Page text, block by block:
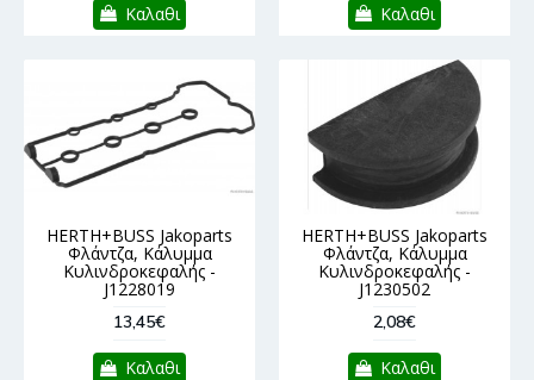
Καλαθι Καλαθι
HERTH+BUSS Jakoparts
Φλάντζα, Κάλυμμα
Κυλινδροκεφαλής -
J1228019
13,45€
Καλαθι
HERTH+BUSS Jakoparts
Φλάντζα, Κάλυμμα
Κυλινδροκεφαλής -
J1230502
2,08€
Καλαθι